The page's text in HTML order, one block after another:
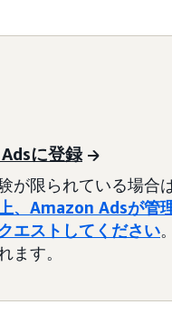
に登録
が限られている場合は
、Amazon Adsが管
エストしてください
ます。